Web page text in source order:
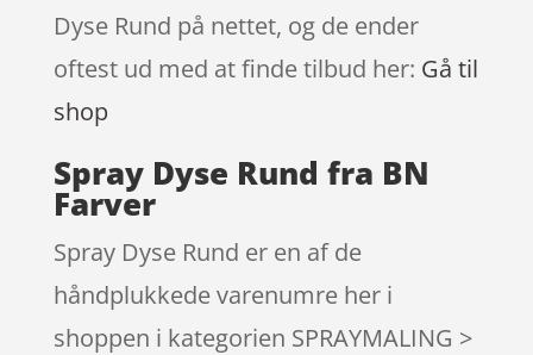
Dyse Rund på nettet, og de ender
oftest ud med at finde tilbud her: Gå til
shop
Spray Dyse Rund fra BN
Farver
Spray Dyse Rund er en af de
håndplukkede varenumre her i
shoppen i kategorien SPRAYMALING >